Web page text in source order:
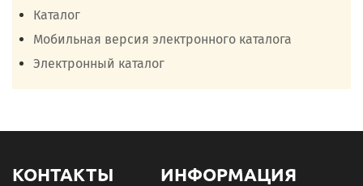
Каталог
Мобильная версия электронного каталога
Электронный каталог
КОНТАКТЫ ИНФОРМАЦИЯ